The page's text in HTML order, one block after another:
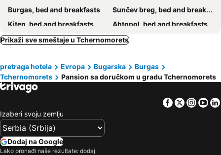
Burgas, bed and breakfasts
Sunčev breg, bed and breakfasts
Kiten, bed and breakfasts
Ahtopol, bed and breakfasts
Pomorie, bed and breakfasts
Lozenets, bed and breakfasts
Prikaži sve smeštaje u Tchernomorets
pretraga hotela Evropa Bugarska
Burgas
Tchernomorets
Pansion sa doručkom u gradu Tchernomorets
Facebook
Twitter
Izaberi svoju zemlju
Dodaj na Google
Lako pronađi naše rezultate: dodaj